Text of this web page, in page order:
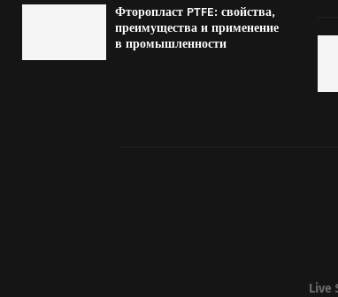
Фторопласт PTFE: свойства,
преимущества и применение
в промышленности
Live